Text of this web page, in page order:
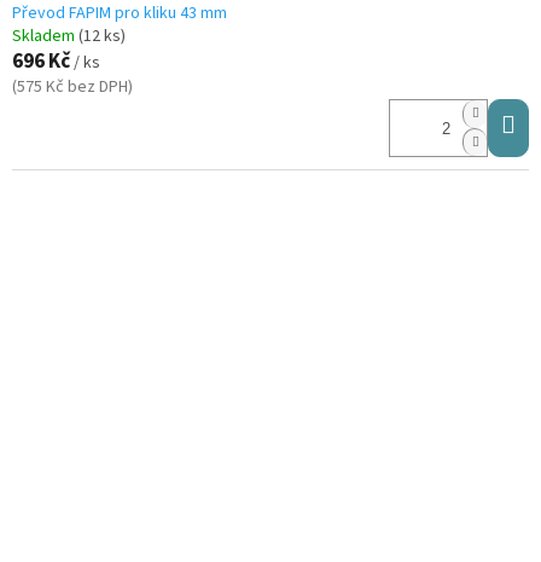
Převod FAPIM pro kliku 43 mm
Skladem (12 ks)
696 Kč/ ks
(575 Kč bez DPH)